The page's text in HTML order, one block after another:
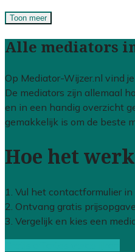
Toon meer
Alle mediators
Op Mediator-Wijzer.nl vind
De mediators zijn allemaal
en in een handig overzicht
gemakkelijk is om de beste
Hoe het
1. Vul het contactformulier in
2. Ontvang gratis
3. Vergelijk en kies een